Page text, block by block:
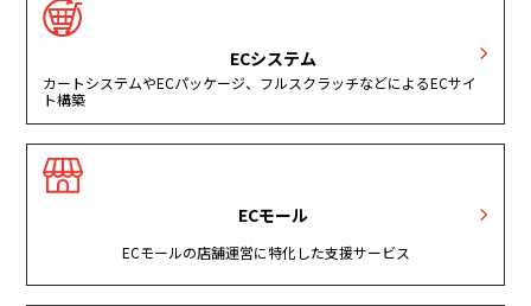
ECシステム
カートシステムやECパッケージ、フルスクラッチなどによるECサイ
ト構築
ECモール
ECモールの店舗運営に特化した支援サービス